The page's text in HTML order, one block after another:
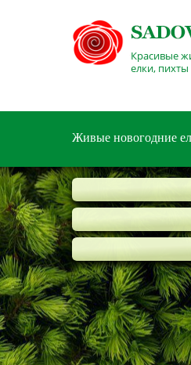
Красивые
елки,
Живые новогодние